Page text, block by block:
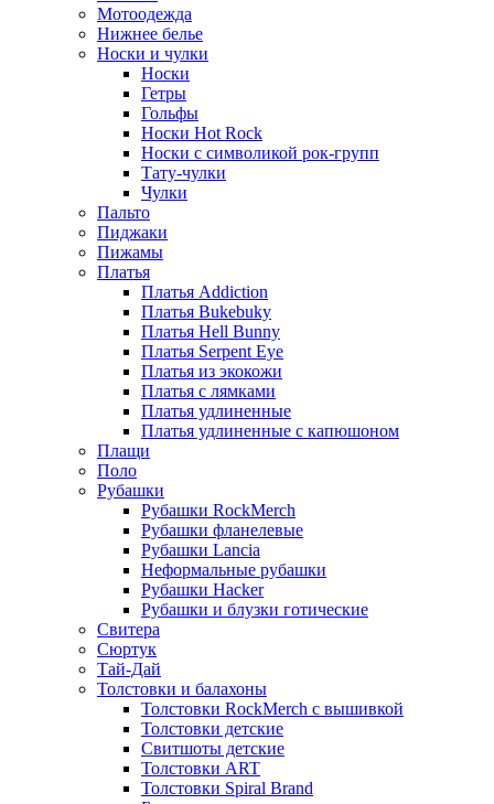
Мотоодежда
Нижнее белье
Носки и чулки
Носки
Гетры
Гольфы
Носки Hot Rock
Носки с символикой рок-групп
Тату-чулки
Чулки
Пальто
Пиджаки
Пижамы
Платья
Платья Addiction
Платья Bukebuky
Платья Hell Bunny
Платья Serpent Eye
Платья из экокожи
Платья с лямками
Платья удлиненные
Платья удлиненные с капюшоном
Плащи
Поло
Рубашки
Рубашки RockMerch
Рубашки фланелевые
Рубашки Lancia
Неформальные рубашки
Рубашки Hacker
Рубашки и блузки готические
Свитера
Сюртук
Тай-Дай
Толстовки и балахоны
Толстовки RockMerch с вышивкой
Толстовки детские
Свитшоты детские
Толстовки ART
Толстовки Spiral Brand